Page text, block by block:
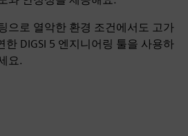
으로 열악한 환경 조건에서도 고가
DIGSI 5 엔지니어링 툴을 사용하
요.